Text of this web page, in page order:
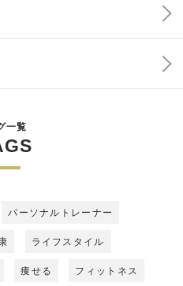
一覧
パーソナルトレーナー
ライフスタイル
痩せる フィットネス